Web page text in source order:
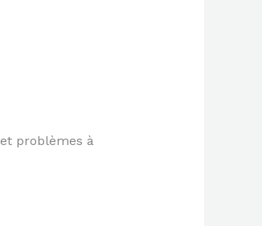
problèmes à